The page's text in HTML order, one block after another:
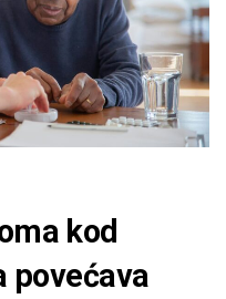
kod
povećava